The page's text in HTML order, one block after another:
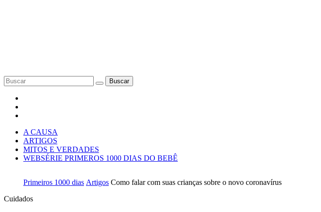
Buscar
A CAUSA
ARTIGOS
MITOS E VERDADES
WEBSÉRIE PRIMEROS 1000 DIAS DO BEBÊ
Primeiros 1000 dias Artigos Como falar com suas crianças sobre o novo coronavírus
Cuidados